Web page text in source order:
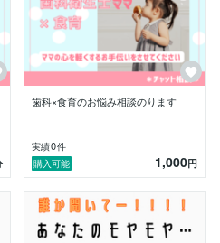
談◎
話…
いをさせてください⋆*
ケーション◎
ケーション能力、高いです
アップのために…と思ってい
も！
て人間関係を円滑に進める機
ています！
歯科×食育のお悩み相談のります
実績0件
購入可能
1,000円